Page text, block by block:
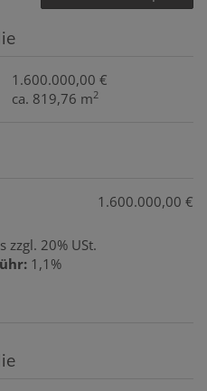
1.600.000,00 €
ca. 819,76 m2
1.600.000,00 €
zzgl. 20% USt.
1,1%